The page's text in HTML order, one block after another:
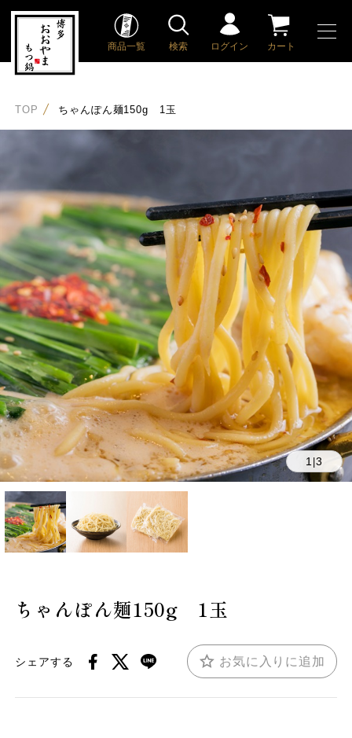
商品一覧 検索 ログイン カート
TOP ちゃんぽん麺150g 1玉
1 |3
ちゃんぽん麺150g 1玉
シェアする お気に入りに追加